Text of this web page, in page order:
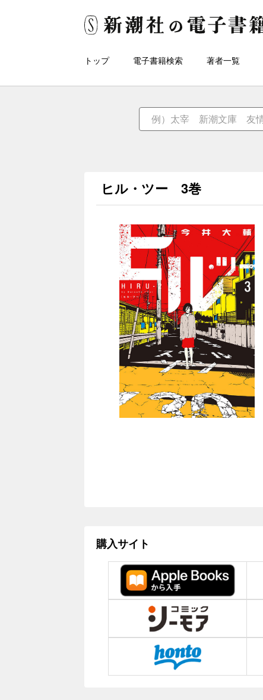
トップ 電子書籍検索 著者一覧
ヒル・ツー 3巻
購入サイト